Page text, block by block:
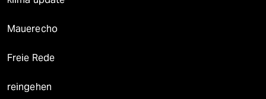
Mauerecho
Freie Rede
reingehen